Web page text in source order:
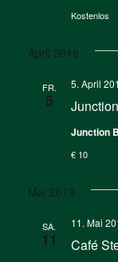
Kostenlos
April 2019
FR.
5
5. April
Junction
€ 10
Mai 2019
SA.
11 Café
11. Mai